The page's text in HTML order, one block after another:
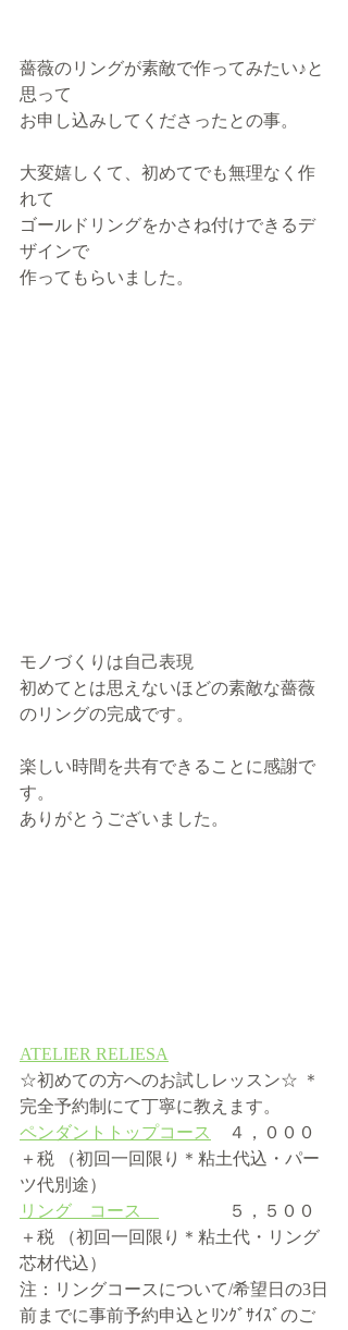
薔薇のリングが素敵で作ってみたい♪と
思って
お申し込みしてくださったとの事。
大変嬉しくて、初めてでも無理なく作
れて
ゴールドリングをかさね付けできるデ
ザインで
作ってもらいました。
モノづくりは自己表現
初めてとは思えないほどの素敵な薔薇
のリングの完成です。
楽しい時間を共有できることに感謝で
す。
ありがとうございました。
ATELIER RELIESA
☆初めての方へのお試しレッスン☆ ＊
完全予約制にて丁寧に教えます。
ペンダントトップコース
４，０００
＋税 （初回一回限り＊粘土代込・パー
ツ代別途）
リング　コース
５，５００
＋税 （初回一回限り＊粘土代・リング
芯材代込）
注：リングコースについて/希望日の3日
前までに事前予約申込とﾘﾝｸﾞｻｲｽﾞのご